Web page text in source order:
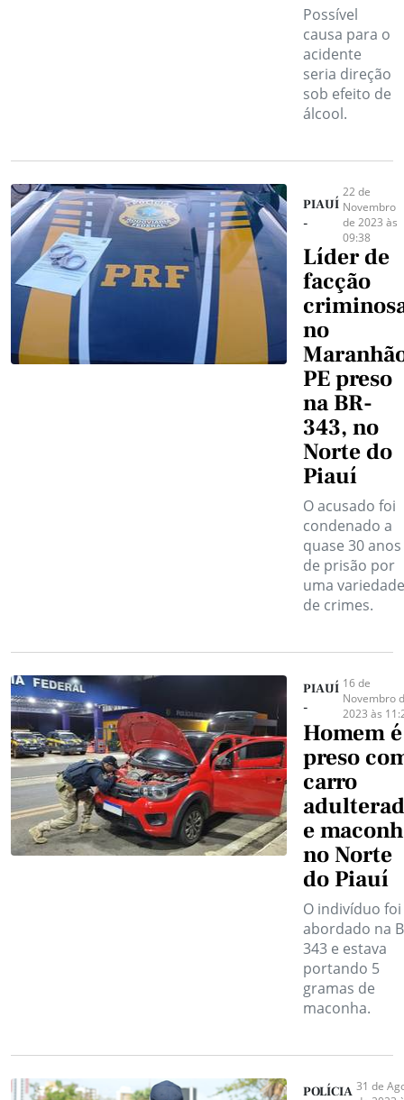
Possível
causa para o
acidente
seria direção
sob efeito de
álcool.
PIAUÍ
-
22 de
Novembro
de 2023 às
09:38
Líder de
facção
no
PE preso
na BR-
343, no
Norte do
Piauí
O acusado foi
condenado a
quase 30 anos
de prisão por
uma variedade
de crimes.
PIAUÍ
-
16 de
Novembro
2023 às
Homem é
preso
carro
e
no Norte
do Piauí
O indivíduo foi
abordado na
343 e estava
portando 5
gramas de
maconha.
POLÍCIA 31 de